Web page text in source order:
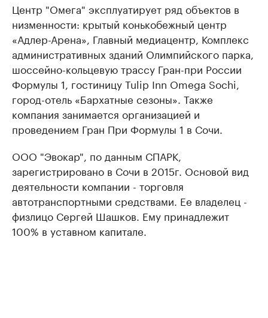
Центр "Омега" эксплуатирует ряд объектов в
низменности: крытый конькобежный центр
«Адлер-Арена», Главный медиацентр, Комплекс
административных зданий Олимпийского парка,
шоссейно-кольцевую трассу Гран-при России
Формулы 1, гостиницу Tulip Inn Omega Sochi,
город-отель «Бархатные сезоны». Также
компания занимается организацией и
проведением Гран При Формулы 1 в Сочи.
ООО "Эвокар", по данным СПАРК,
зарегистрировано в Сочи в 2015г. Основой вид
деятельности компании - торговля
автотранспортными средствами. Ее владелец -
физлицо Сергей Шашков. Ему принадлежит
100% в уставном капитале.